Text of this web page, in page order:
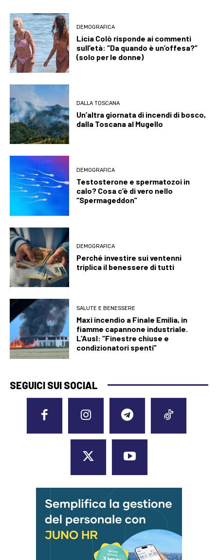
DEMOGRAFICA
Licia Colò risponde ai commenti
sull’età: “Da quando è un’offesa?”
(solo per le donne)
DALLA TOSCANA
Un’altra giornata di incendi di bosco,
dalla Toscana al Mugello
DEMOGRAFICA
Testosterone e spermatozoi in
calo? Cosa c’è di vero nello
“Spermageddon”
DEMOGRAFICA
Perché investire sui ventenni
triplica il benessere di tutti
SALUTE E BENESSERE
Maxi incendio a Finale Emilia, in
fiamme capannone industriale.
L’Ausl: “Finestre chiuse e
condizionatori spenti”
SEGUICI SUI SOCIAL